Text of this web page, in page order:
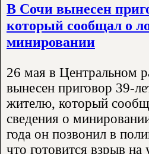
В Сочи вынесен
который сообщал о
минировании
26 мая в Центральном
вынесен приговор 39-
жителю, который
сведения о
года он позвонил в
что готовится взрыв